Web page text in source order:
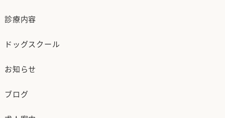
診療内容
ドッグスクール
お知らせ
ブログ